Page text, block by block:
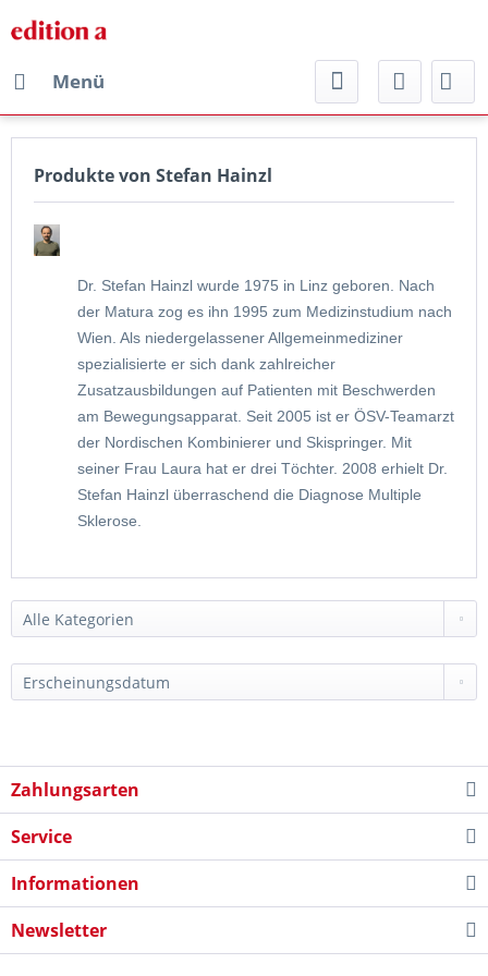
Menü
Produkte von Stefan Hainzl
Dr. Stefan Hainzl wurde 1975 in Linz geboren. Nach
der Matura zog es ihn 1995 zum Medizinstudium nach
Wien. Als niedergelassener Allgemeinmediziner
spezialisierte er sich dank zahlreicher
Zusatzausbildungen auf Patienten mit Beschwerden
am Bewegungsapparat. Seit 2005 ist er ÖSV-Teamarzt
der Nordischen Kombinierer und Skispringer. Mit
seiner Frau Laura hat er drei Töchter. 2008 erhielt Dr.
Stefan Hainzl überraschend die Diagnose Multiple
Sklerose.
Zahlungsarten
Service
Informationen
Newsletter